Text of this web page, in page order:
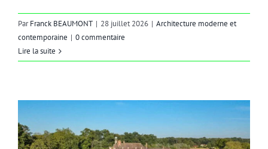
ParFranck BEAUMONT | 28 juillet 2026 | Architecture moderne et
contemporaine | 0 commentaire
Lire la suite